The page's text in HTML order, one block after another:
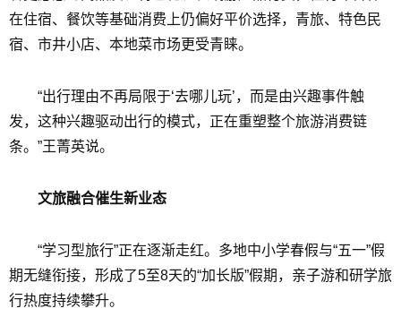
在住宿、餐饮等基础消费上仍偏好平价选择，青旅、特色民
宿、市井小店、本地菜市场更受青睐。
“出行理由不再局限于‘去哪儿玩’，而是由兴趣事件触
发，这种兴趣驱动出行的模式，正在重塑整个旅游消费链
条。”王菁英说。
文旅融合催生新业态
“学习型旅行”正在逐渐走红。多地中小学春假与“五一”假
期无缝衔接，形成了5至8天的“加长版”假期，亲子游和研学旅
行热度持续攀升。